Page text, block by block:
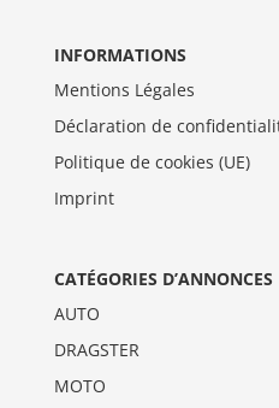
INFORMATIONS
Mentions Légales
Déclaration de
Politique de cookies (UE)
Imprint
CATÉGORIES D’ANNONCES
AUTO
DRAGSTER
MOTO